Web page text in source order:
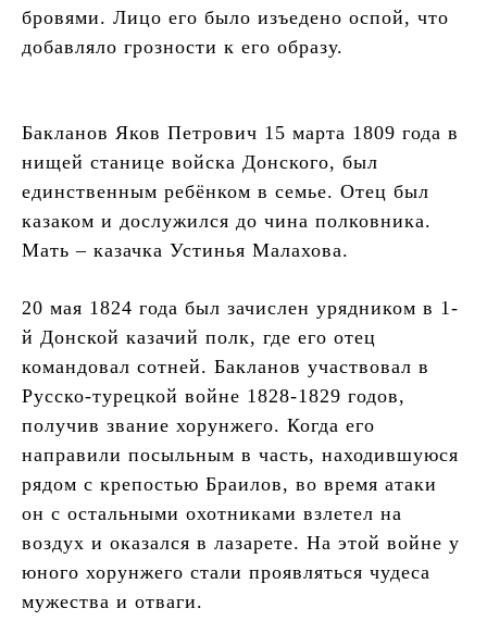
бровями. Лицо его было изъедено оспой, что
добавляло грозности к его образу.
Бакланов Яков Петрович 15 марта 1809 года в
нищей станице войска Донского, был
единственным ребёнком в семье. Отец был
казаком и дослужился до чина полковника.
Мать – казачка Устинья Малахова.
20 мая 1824 года был зачислен урядником в 1-
й Донской казачий полк, где его отец
командовал сотней. Бакланов участвовал в
Русско-турецкой войне 1828-1829 годов,
получив звание хорунжего. Когда его
направили посыльным в часть, находившуюся
рядом с крепостью Браилов, во время атаки
он с остальными охотниками взлетел на
воздух и оказался в лазарете. На этой войне у
юного хорунжего стали проявляться чудеса
мужества и отваги.